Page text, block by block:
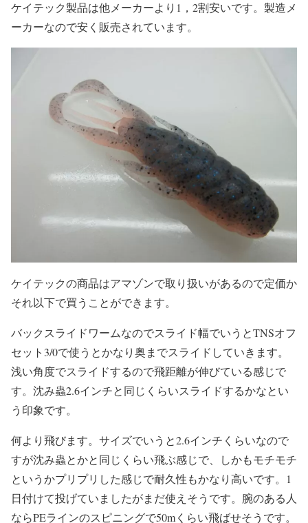
ケイテック製品は他メーカーより1，2割安いです。製造メ
ーカーなので安く販売されています。
ケイテックの商品はアマゾンで取り扱いがあるので定価か
それ以下で買うことができます。
バックスライドワームなのでスライド幅でいうとTNSオフ
セット3/0で使うとかなり奥までスライドしていきます。
浅い角度でスライドするので飛距離が伸びている感じで
す。沈み蟲2.6インチと同じくらいスライドするかなとい
う印象です。
何より飛びます。サイズでいうと2.6インチくらいなので
すが沈み蟲とかと同じくらい飛ぶ感じで、しかもモチモチ
というかプリプリした感じで耐久性もかなり高いです。1
日付けて投げていましたがまだ使えそうです。腕のある人
ならPEラインのスピニングで50mくらい飛ばせそうです。